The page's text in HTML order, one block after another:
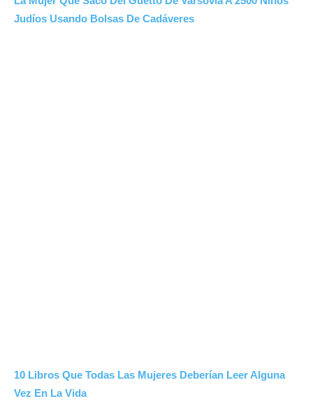
Judíos Usando Bolsas De Cadáveres
10 Libros Que Todas Las Mujeres Deberían Leer Alguna
Vez En La Vida